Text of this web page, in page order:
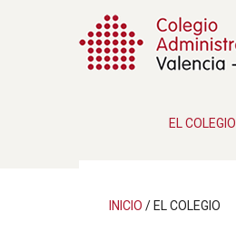
EL COLEGIO
INICIO / EL COLEGIO